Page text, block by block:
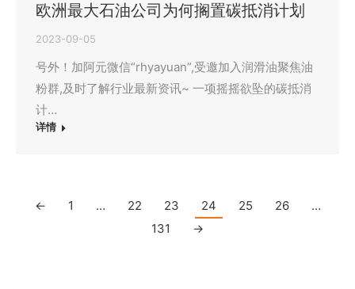
欧洲最大石油公司为何搁置碳抵消计划
2023-09-05
号外！加阿元微信“rhyayuan”,受邀加入润滑油聚焦油
粉群,及时了解行业最新资讯~ 一项摇摇欲坠的碳抵消
计…
详情
← 1 … 22 23 24 25 26
…
131
→